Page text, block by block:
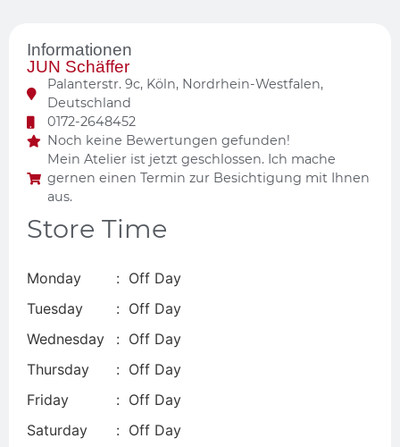
Informationen
JUN Schäffer
Palanterstr. 9c, Köln, Nordrhein-Westfalen,
Deutschland
0172-2648452
Noch keine Bewertungen gefunden!
Mein Atelier ist jetzt geschlossen. Ich mache
gernen einen Termin zur Besichtigung mit Ihnen
aus.
Store Time
Monday : Off Day
Tuesday
: Off Day
Wednesday
: Off Day
Thursday
: Off Day
Friday
: Off Day
Saturday
: Off Day